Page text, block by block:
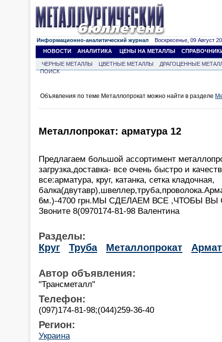
Информационно-аналитический журнал Воскресенье, 09 Август
НОВОСТИ
АНАЛИТИКА ЦЕНЫ НА МЕТАЛЛЫ
ЧЕРНЫЕ МЕТАЛЛЫ ЦВЕТНЫЕ МЕТАЛЛЫ
ДРАГОЦЕННЫЕ
ПОИСК
Объявления по теме Металлопрокат можно найти в разделе
Металлопрокат: арматура 12
Предлагаем большой ассортимент
загрузка,доставка- все очень быстро и
все:арматура, круг, катанка, сетка кладочная,
6м.)-4700 грн.МЫ СДЕЛАЕМ ВСЕ ,ЧТОБЫ
Звоните 8(0970174-81-98 Валентина
Разделы:
Круг
Труба Металлопрокат
Автор объявления:
"Трансметалл"
Телефон:
(097)174-81-98;(044)259-36-40
Регион:
Украина